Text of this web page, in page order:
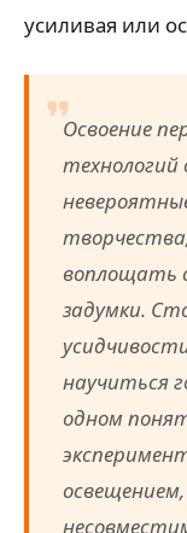
усиливая или
Освоение
воплощать
задумки.
научиться
одном